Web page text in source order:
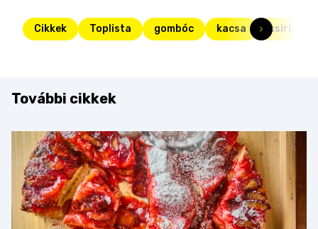
Cikkek Toplista gombóc kacsa
További cikkek